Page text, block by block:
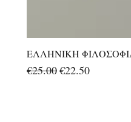
ΕΛΛΗΝΙΚΗ
Regular Price
€25.00Sale Price
€22.50